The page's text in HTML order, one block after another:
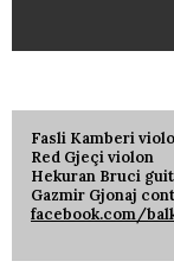
Fasli Kamberi
Red Gjeçi violon
Hekuran Bruci
Gazmir Gjonaj
facebook.com/